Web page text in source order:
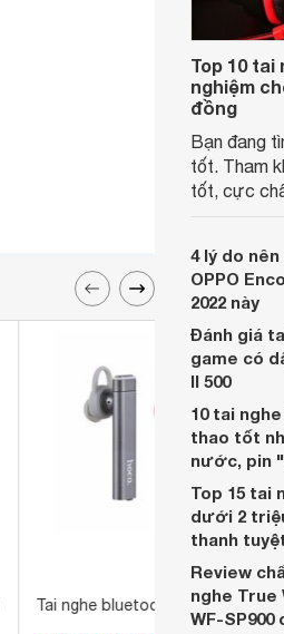
Tai nghe bluetooth Hoco ES14
Top 10
nghiệm
đồng
Bạn đang
tốt. Tham
tốt, cực
phẩm ưng
tuyệt vời
4 lý do
OPPO
2022 này
Đánh giá
game có
II 500
10 tai
thao tốt
nước, pin
Top 15 tai
dưới 2
thanh
Review
nghe True
WF-